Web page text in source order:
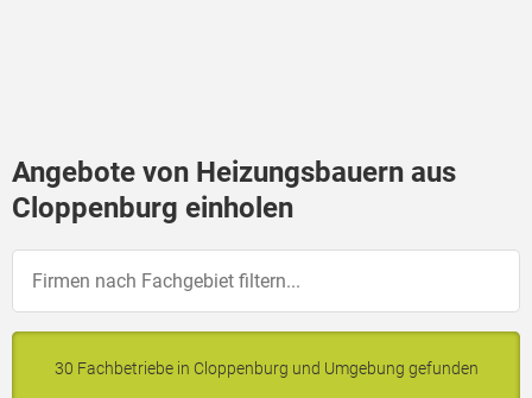
Angebote von Heizungsbauern aus
Cloppenburg einholen
30 Fachbetriebe in Cloppenburg und Umgebung gefunden